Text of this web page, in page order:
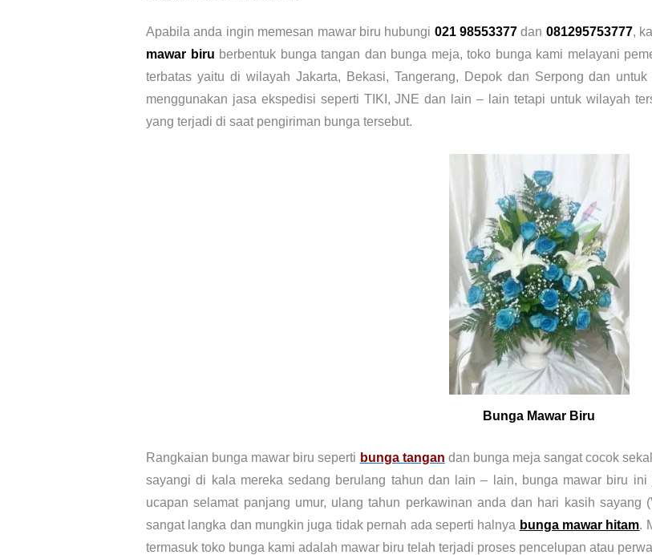
Apabila anda ingin memesan mawar biru hubungi 021 98553377 dan 081295753777,
mawar biru berbentuk bunga tangan dan bunga meja, toko bunga kami melayani
terbatas yaitu di wilayah Jakarta, Bekasi, Tangerang, Depok dan Serpong dan
menggunakan jasa ekspedisi seperti TIKI, JNE dan lain – lain tetapi untuk wilayah
yang terjadi di saat pengiriman bunga tersebut.
Bunga Mawar Biru
Rangkaian bunga mawar biru seperti bunga tangan dan bunga meja sangat cocok
sayangi di kala mereka sedang berulang tahun dan lain – lain, bunga mawar biru
ucapan selamat panjang umur, ulang tahun perkawinan anda dan hari kasih sayang
sangat langka dan mungkin juga tidak pernah ada seperti halnya bunga mawar hitam.
termasuk toko bunga kami adalah mawar biru telah terjadi proses pencelupan atau